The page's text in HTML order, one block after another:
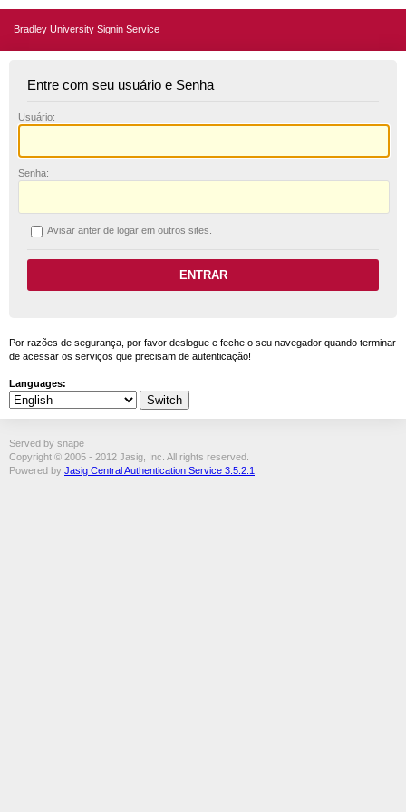
Bradley University Signin Service
Entre com seu usuário e Senha
Usuário:
Senha:
Avisar anter de logar em outros sites.
Por razões de segurança, por favor deslogue e feche o seu navegador quando terminar
de acessar os serviços que precisam de autenticação!
Languages:
Served by snape
Copyright © 2005 - 2012 Jasig, Inc. All rights reserved.
Powered by Jasig Central Authentication Service 3.5.2.1